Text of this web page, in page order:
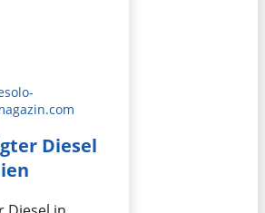
Diesel